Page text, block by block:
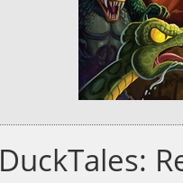
DuckTales: